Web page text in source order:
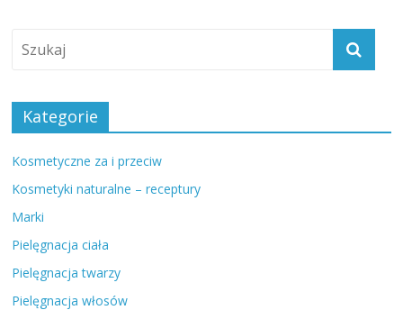
Kategorie
Kosmetyczne za i przeciw
Kosmetyki naturalne – receptury
Marki
Pielęgnacja ciała
Pielęgnacja twarzy
Pielęgnacja włosów